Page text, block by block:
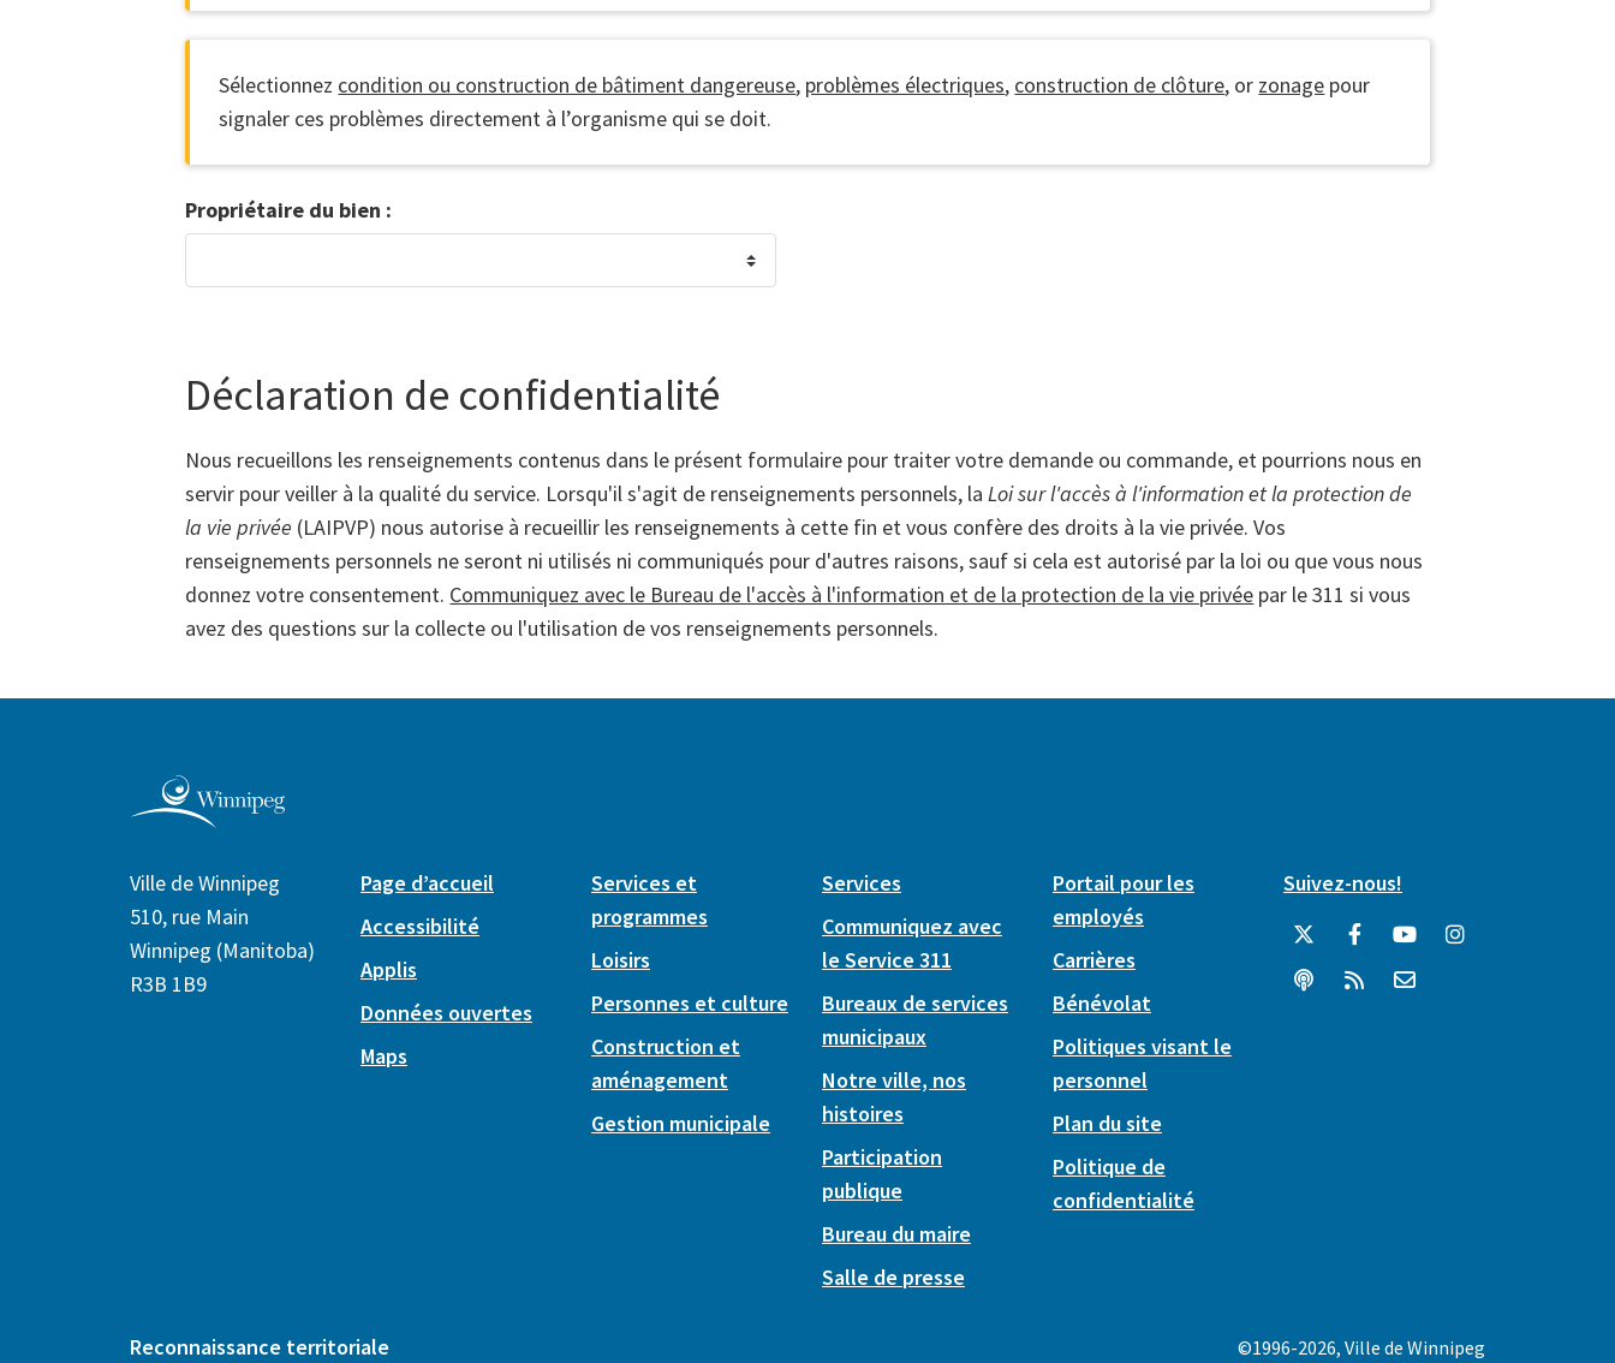
Sélectionnez condition ou construction de bâtiment dangereuse, problèmes électriques, construction de clôture, or zonage pour
signaler ces problèmes directement à l’organisme qui se doit.
Propriétaire du bien :
Déclaration de confidentialité
Nous recueillons les renseignements contenus dans le présent formulaire pour traiter votre demande ou commande, et pourrions nous en
servir pour veiller à la qualité du service. Lorsqu'il s'agit de renseignements personnels, laLoi sur l'accès à l'information et la protection de
la vie privée (LAIPVP) nous autorise à recueillir les renseignements à cette fin et vous confère des droits à la vie privée. Vos
renseignements personnels ne seront ni utilisés ni communiqués pour d'autres raisons, sauf si cela est autorisé par la loi ou que vous nous
donnez votre consentement. Communiquez avec le Bureau de l'accès à l'information et de la protection de la vie privée par le 311 si vous
avez des questions sur la collecte ou l'utilisation de vos renseignements personnels.
Ville de Winnipeg
510, rue Main
Winnipeg (Manitoba)
R3B 1B9
Page d’accueil
Accessibilité
Applis
Données ouvertes
Maps
Services et
programmes
Loisirs
Personnes et culture
Construction et
aménagement
Gestion municipale
Services
Communiquez avec
le Service 311
Bureaux de services
municipaux
Notre ville, nos
histoires
Participation
publique
Bureau du maire
Salle de presse
Portail pour les
employés
Carrières
Bénévolat
Politiques visant le
personnel
Plan du site
Politique de
confidentialité
Suivez-nous!
Reconnaissance territoriale ©1996-2026, Ville de Winnipeg